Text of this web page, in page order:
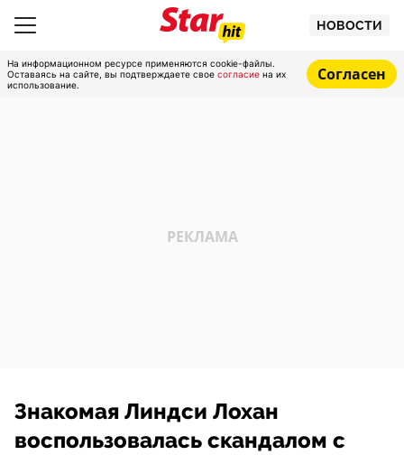
НОВОСТИ
На информационном ресурсе применяются cookie-файлы.
Оставаясь на сайте, вы подтверждаете свое согласие на их
использование.
Согласен
Знакомая Линдси Лохан
воспользовалась скандалом с